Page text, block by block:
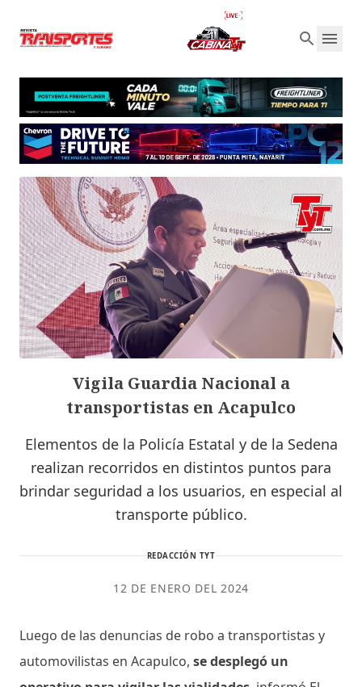
Vigila Guardia Nacional a
transportistas en Acapulco
Elementos de la Policía Estatal y de la Sedena
realizan recorridos en distintos puntos para
brindar seguridad a los usuarios, en especial al
transporte público.
REDACCIÓN TYT
12 DE ENERO DEL 2024
Luego de las denuncias de robo a transportistas y
automovilistas en Acapulco, se desplegó un